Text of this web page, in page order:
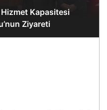
Hizmet Kapasitesi
Ziyareti